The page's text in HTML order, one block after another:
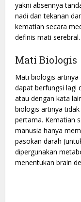
yakni absennya
nadi dan tekanan
kematian secara
definis mati serebral.
Mati Biologis
Mati biologis artinya
dapat berfungsi lagi
atau dengan kata
biologis artinya
pertama. Kematian
manusia hanya
pasokan darah
dipergunakan
menentukan brain